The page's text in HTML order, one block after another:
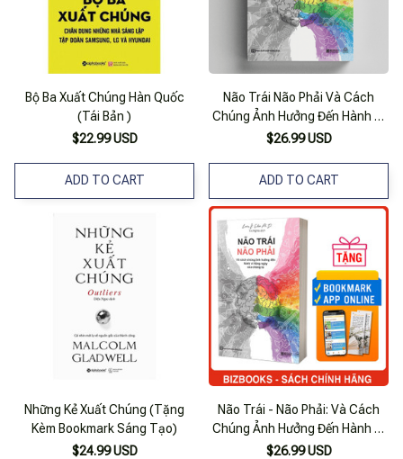
Bộ Ba Xuất Chúng Hàn Quốc
(Tái Bản )
$22.99 USD
ADD TO CART
Não Trái Não Phải Và Cách
Chúng Ảnh Hưởng Đến Hành Vi
Hàng Ngày Của Chúng Ta
$26.99 USD
ADD TO CART
Những Kẻ Xuất Chúng (Tặng
Kèm Bookmark Sáng Tạo)
$24.99 USD
Não Trái - Não Phải: Và Cách
Chúng Ảnh Hưởng Đến Hành Vi
Hằng Ngày Của Chúng Ta
$26.99 USD